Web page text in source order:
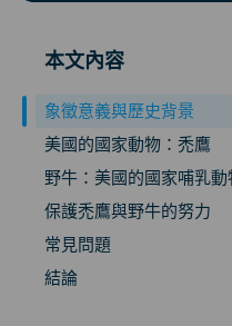
本文內容
象徵意義與歷史背景
美國的國家動物：禿鷹
野牛：美國的國家哺乳動
保護禿鷹與野牛的努力
常見問題
結論